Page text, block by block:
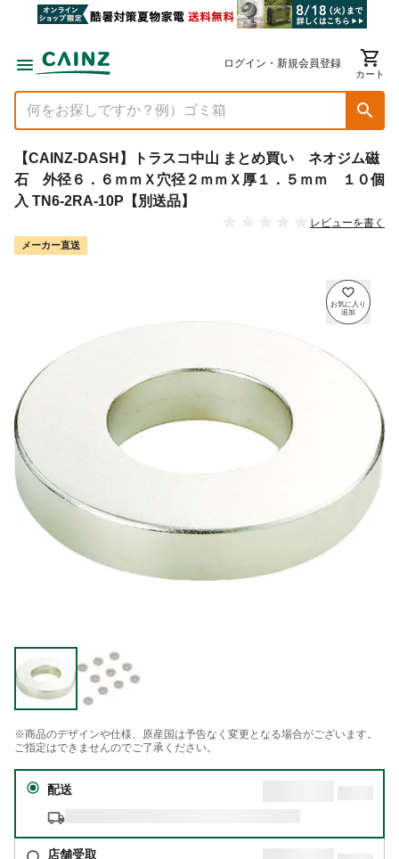
ログイン・新規会員登録
カート
【CAINZ-DASH】トラスコ中山 まとめ買い ネオジム磁
石 外径６．６ｍｍＸ穴径２ｍｍＸ厚１．５ｍｍ １０個
入 TN6-2RA-10P【別送品】
レビューを書く
メーカー直送
※商品のデザインや仕様、原産国は予告なく変更となる場合がございます。
ご指定はできませんのでご了承ください。
配送
店舗受取